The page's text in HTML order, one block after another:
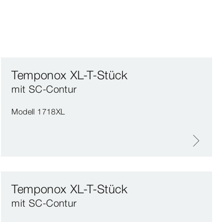
Temponox XL-T-Stück
mit SC‑Contur
Modell 1718XL
Temponox XL-T-Stück
mit SC‑Contur